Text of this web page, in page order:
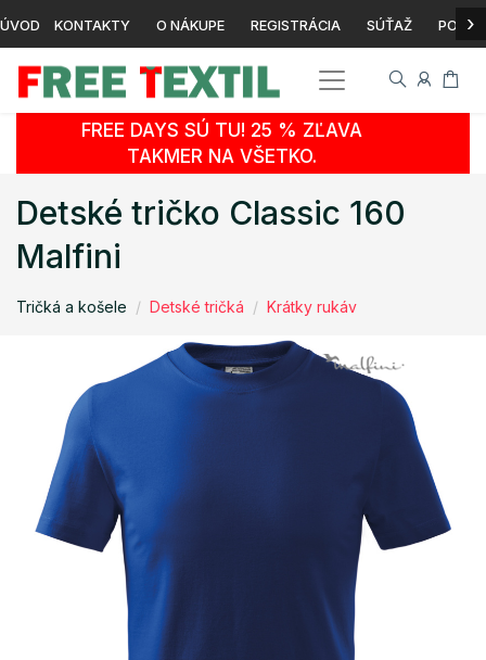
ÚVOD KONTAKTY O NÁKUPE REGISTRÁCIA SÚŤAŽ ›
FREE DAYS SÚ TU! 25 % ZĽAVA
TAKMER NA VŠETKO.
Detské tričko Classic 160
Malfini
Tričká a košele Detské tričká Krátky rukáv